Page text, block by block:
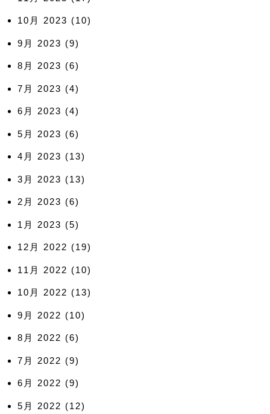
10月 2023 (10)
9月 2023 (9)
8月 2023 (6)
7月 2023 (4)
6月 2023 (4)
5月 2023 (6)
4月 2023 (13)
3月 2023 (13)
2月 2023 (6)
1月 2023 (5)
12月 2022 (19)
11月 2022 (10)
10月 2022 (13)
9月 2022 (10)
8月 2022 (6)
7月 2022 (9)
6月 2022 (9)
5月 2022 (12)